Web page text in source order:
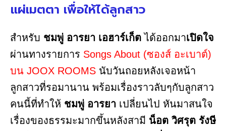
แผ่เมตตา เพื่อให้ได้ลูกสาว
สำหรับ ชมพู่ อารยา เอฮาร์เก็ต ได้ออกมาเปิดใจ
ผ่านทางรายการ Songs About (ซองส์ อะเบาต์)
บน JOOX ROOMS นับวันถอยหลังเจอหน้า
ลูกสาวที่รอมานาน พร้อมเรื่องราวลับๆกับลูกสาว
คนนี้ที่ทำให้ ชมพู่ อารยา เปลี่ยนไป หันมาสนใจ
เรื่องของธรรมะมากขึ้นหลังสามี น็อต วิศรุต รังษี